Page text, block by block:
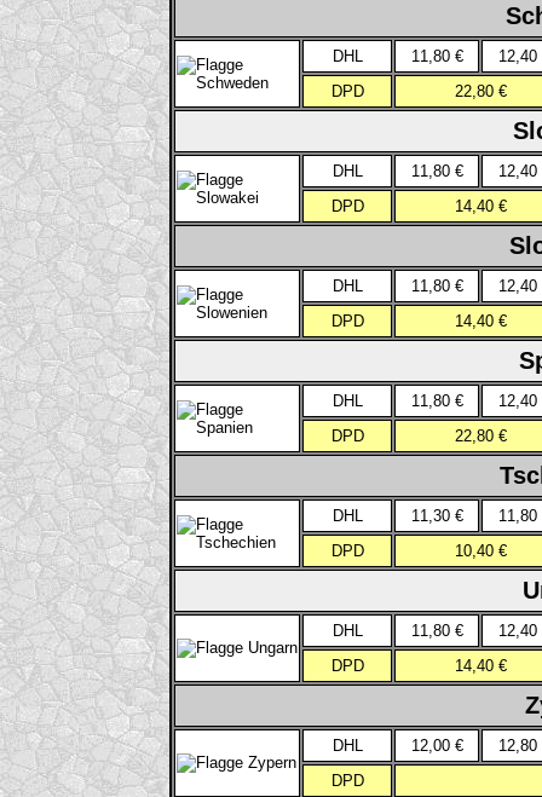
DHL 11,80 €
12,40
DPD
22,80 €
DHL 11,80 €
12,40
DPD
14,40 €
DHL 11,80 €
12,40
DPD
14,40 €
DHL 11,80 €
12,40
DPD
22,80 €
DHL 11,30 €
11,80
DPD
10,40 €
DHL 11,80 €
12,40
DPD
14,40 €
DHL 12,00 €
12,80
DPD